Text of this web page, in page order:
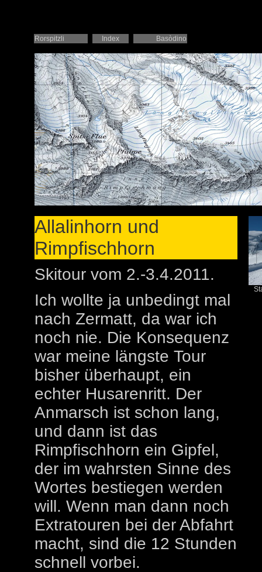
Rorspitzli Index Basòdino
Allalinhorn und
Rimpfischhorn
Skitour vom 2.-3.4.2011.
Ich wollte ja unbedingt mal
nach Zermatt, da war ich
noch nie. Die Konsequenz
war meine längste Tour
bisher überhaupt, ein
echter Husarenritt. Der
Anmarsch ist schon lang,
und dann ist das
Rimpfischhorn ein Gipfel,
der im wahrsten Sinne des
Wortes bestiegen werden
will. Wenn man dann noch
Extratouren bei der Abfahrt
macht, sind die 12 Stunden
schnell vorbei.